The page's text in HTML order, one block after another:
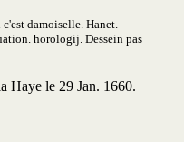
damoiselle. Hanet.
horologij. Dessein pas
Haye le 29 Jan. 1660.